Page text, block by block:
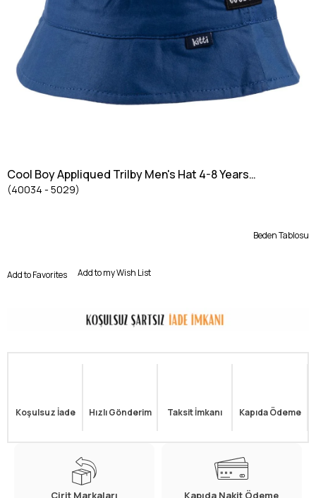
Cool Boy Appliqued Trilby Men's Hat 4-8 Years
SAKS BLUE
(40034 - 5029)
Beden Tablosu
Add to Favorites Add to my Wish List
Koşulsuz İade Hızlı Gönderim Taksit İmkanı Kapıda Ödeme
Cirit Markaları
Kapıda Nakit Ödeme